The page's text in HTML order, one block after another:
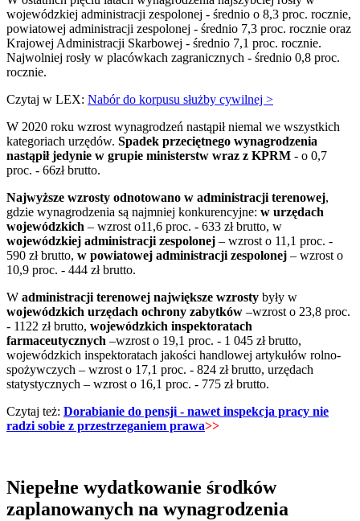
wojewódzkiej administracji zespolonej - średnio o 8,3 proc. rocznie,
powiatowej administracji zespolonej - średnio 7,3 proc. rocznie oraz
Krajowej Administracji Skarbowej - średnio 7,1 proc. rocznie.
Najwolniej rosły w placówkach zagranicznych - średnio 0,8 proc.
rocznie.
Czytaj w LEX: Nabór do korpusu służby cywilnej >
W 2020 roku wzrost wynagrodzeń nastąpił niemal we wszystkich
kategoriach urzędów. Spadek przeciętnego wynagrodzenia
nastąpił jedynie w grupie ministerstw wraz z KPRM - o 0,7
proc. - 66zł brutto.
Najwyższe wzrosty odnotowano w administracji terenowej,
gdzie wynagrodzenia są najmniej konkurencyjne: w urzędach
wojewódzkich – wzrost o11,6 proc. - 633 zł brutto, w
wojewódzkiej administracji zespolonej – wzrost o 11,1 proc. -
590 zł brutto, w powiatowej administracji zespolonej – wzrost o
10,9 proc. - 444 zł brutto.
W administracji terenowej największe wzrosty były w
wojewódzkich urzędach ochrony zabytków –wzrost o 23,8 proc.
- 1122 zł brutto, wojewódzkich inspektoratach
farmaceutycznych –wzrost o 19,1 proc. - 1 045 zł brutto,
wojewódzkich inspektoratach jakości handlowej artykułów rolno-
spożywczych – wzrost o 17,1 proc. - 824 zł brutto, urzędach
statystycznych – wzrost o 16,1 proc. - 775 zł brutto.
Czytaj też: Dorabianie do pensji - nawet inspekcja pracy nie
radzi sobie z przestrzeganiem prawa>>
Niepełne wydatkowanie środków
zaplanowanych na wynagrodzenia